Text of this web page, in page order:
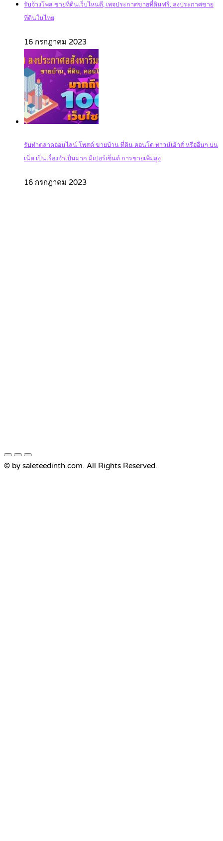
รับจ้างโพส ขายที่ดินเว็บไหนดี, เพจประกาศขายที่ดินฟรี, ลงประกาศขาย
ที่ดินในไทย
16 กรกฎาคม 2023
รับทำตลาดออนไลน์ โพสต์ ขายบ้าน ที่ดิน คอนโด ทาวน์เฮ้าส์ หรืออื่นๆ บน
เน็ต เป็นเรื่องจำเป็นมาก มีเปอร์เซ็นต์ การขายเพิ่มสูง
16 กรกฎาคม 2023
© by saleteedinth.com. All Rights Reserved.